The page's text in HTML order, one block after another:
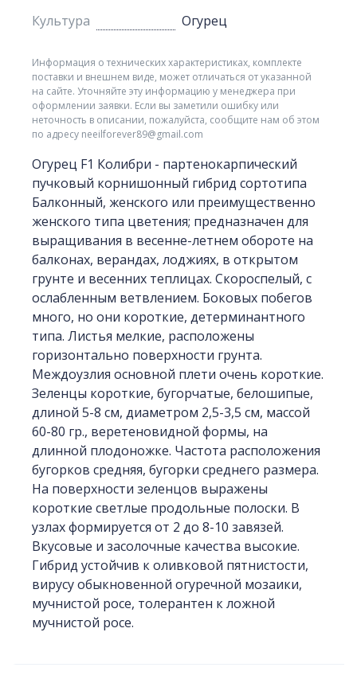
Культура
Огурец
Информация о технических характеристиках, комплекте
поставки и внешнем виде, может отличаться от указанной
на сайте. Уточняйте эту информацию у менеджера при
оформлении заявки. Если вы заметили ошибку или
неточность в описании, пожалуйста, сообщите нам об этом
по адресу neeilforever89@gmail.com
Огурец F1 Колибри - партенокарпический
пучковый корнишонный гибрид сортотипа
Балконный, женского или преимущественно
женского типа цветения; предназначен для
выращивания в весенне-летнем обороте на
балконах, верандах, лоджиях, в открытом
грунте и весенних теплицах. Скороспелый, с
ослабленным ветвлением. Боковых побегов
много, но они короткие, детерминантного
типа. Листья мелкие, расположены
горизонтально поверхности грунта.
Междоузлия основной плети очень короткие.
Зеленцы короткие, бугорчатые, белошипые,
длиной 5-8 см, диаметром 2,5-3,5 см, массой
60-80 гр., веретеновидной формы, на
длинной плодоножке. Частота расположения
бугорков средняя, бугорки среднего размера.
На поверхности зеленцов выражены
короткие светлые продольные полоски. В
узлах формируется от 2 до 8-10 завязей.
Вкусовые и засолочные качества высокие.
Гибрид устойчив к оливковой пятнистости,
вирусу обыкновенной огуречной мозаики,
мучнистой росе, толерантен к ложной
мучнистой росе.